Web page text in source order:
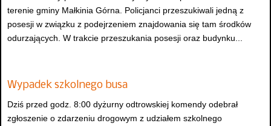
terenie gminy Małkinia Górna. Policjanci przeszukiwali jedną z
posesji w związku z podejrzeniem znajdowania się tam środków
odurzających. W trakcie przeszukania posesji oraz budynku...
Wypadek szkolnego busa
Dziś przed godz. 8:00 dyżurny odtrowskiej komendy odebrał
zgłoszenie o zdarzeniu drogowym z udziałem szkolnego